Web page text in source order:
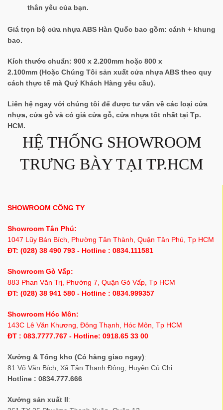
thân yêu của bạn.
Giá trọn bộ cửa nhựa ABS Hàn Quốc bao gồm: cánh + khung
bao.
Kích thước chuẩn: 900 x 2.200mm hoặc 800 x
2.100mm (Hoặc Chúng Tôi sản xuất cửa nhựa ABS theo quy
cách thực tế mà Quý Khách Hàng yêu cầu).
Liên hệ ngay với chúng tôi để được tư vấn về các loại cửa
nhựa, cửa gỗ và có giá cửa gỗ, cửa nhựa tốt nhất tại Tp.
HCM.
HỆ THỐNG SHOWROOM
TRƯNG BÀY TẠI TP.HCM
SHOWROOM CÔNG TY
Showroom Tân Phú:
1047 Lũy Bán Bích, Phường Tân Thành, Quận Tân Phú, Tp HCM
ĐT: (028) 38 490 793 - Hotline : 0834.111581
Showroom Gò Vấp:
883 Phan Văn Trị, Phường 7, Quận Gò Vấp, Tp HCM
ĐT: (028) 38 941 580 - Hotline : 0834.999357
Showroom Hóc Môn:
143C Lê Văn Khương, Đông Thạnh, Hóc Môn, Tp HCM
ĐT : 083.7777.767 - Hotline: 0918.65 33 00
Xưởng & Tổng kho (Có hàng giao ngay):
81 Võ Văn Bích, Xã Tân Thạnh Đông, Huyện Củ Chi
Hotline : 0834.777.666
Xưởng sản xuất II: